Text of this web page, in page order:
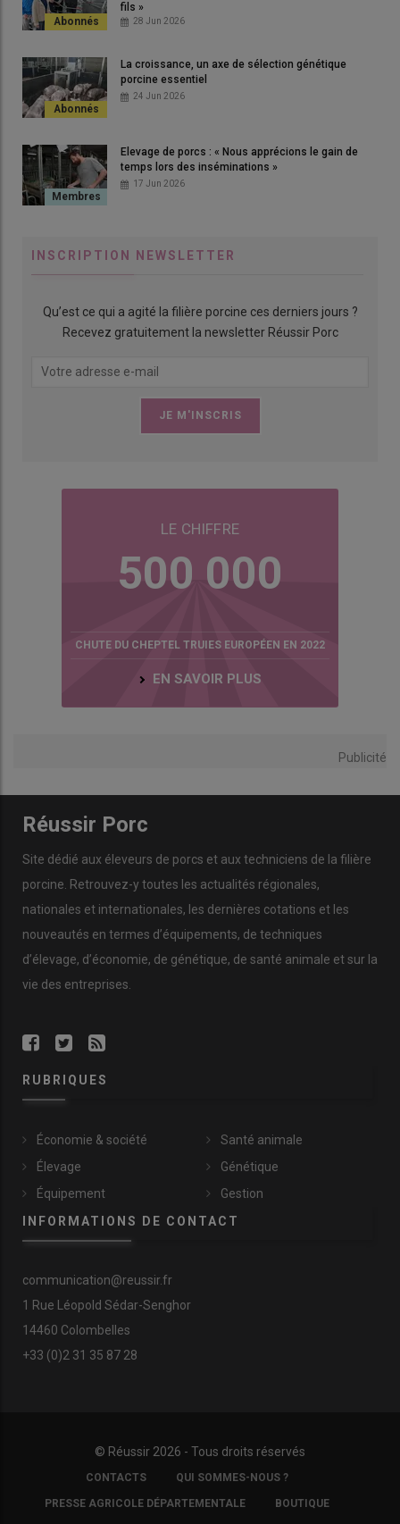
fils »
28 Jun 2026
La croissance, un axe de sélection génétique
porcine essentiel
24 Jun 2026
Elevage de porcs : « Nous apprécions le gain de
temps lors des inséminations »
17 Jun 2026
INSCRIPTION NEWSLETTER
Qu’est ce qui a agité la filière porcine ces derniers jours ?
Recevez gratuitement la newsletter Réussir Porc
LE CHIFFRE
500 000
CHUTE DU CHEPTEL TRUIES EUROPÉEN EN 2022
EN SAVOIR PLUS
Publicité
Réussir Porc
Site dédié aux éleveurs de porcs et aux techniciens de la filière
porcine. Retrouvez-y toutes les actualités régionales,
nationales et internationales, les dernières cotations et les
nouveautés en termes d’équipements, de techniques
d’élevage, d’économie, de génétique, de santé animale et sur la
vie des entreprises.
RUBRIQUES
Économie & société
Élevage
Équipement
Santé animale
Génétique
Gestion
INFORMATIONS DE CONTACT
communication@reussir.fr
1 Rue Léopold Sédar-Senghor
14460 Colombelles
+33 (0)2 31 35 87 28
© Réussir 2026 - Tous droits réservés
COPYRIGHTCONTACTS QUI SOMMES-NOUS ?
PRESSE AGRICOLE DÉPARTEMENTALE BOUTIQUE